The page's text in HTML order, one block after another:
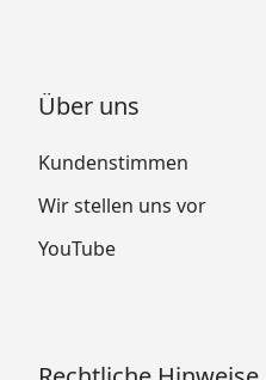
Über uns
Kundenstimmen
Wir stellen uns vor
YouTube